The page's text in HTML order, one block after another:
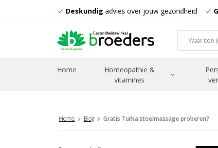
check Deskundig advies over jouw gezondheid check
Home
Homeopathie &
vitamines
expand_more
Home Blog Gratis TuiNa stoelmassage proberen?